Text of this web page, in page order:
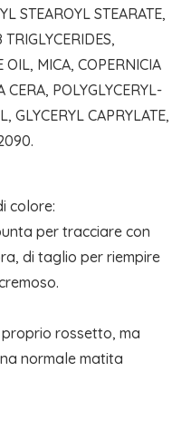
STEAROYL STEARATE,
OIL, MICA, COPERNICIA
CERA, POLYGLYCERYL-
GLYCERYL CAPRYLATE,
colore:
per tracciare con
di taglio per riempire
rossetto, ma
normale matita